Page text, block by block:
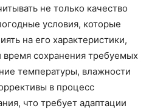
не только качество
условия, которые
на его характеристики,
время сохранения требуемых
температуры, влажности
в процесс
что требует адаптации